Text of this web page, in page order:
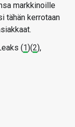
markkinoille
tähän kerrotaan
(1)(2),